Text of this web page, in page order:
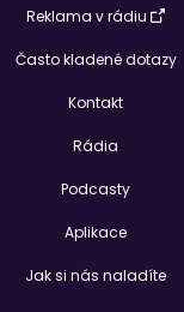
Reklama v rádiu
Často kladené dotazy
Kontakt
Rádia
Podcasty
Aplikace
Jak si nás naladíte